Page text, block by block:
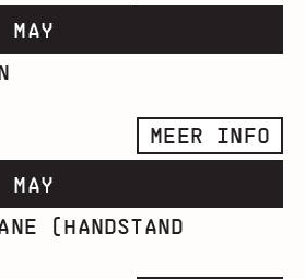
MAY
MEER INFO
MAY
(HANDSTAND